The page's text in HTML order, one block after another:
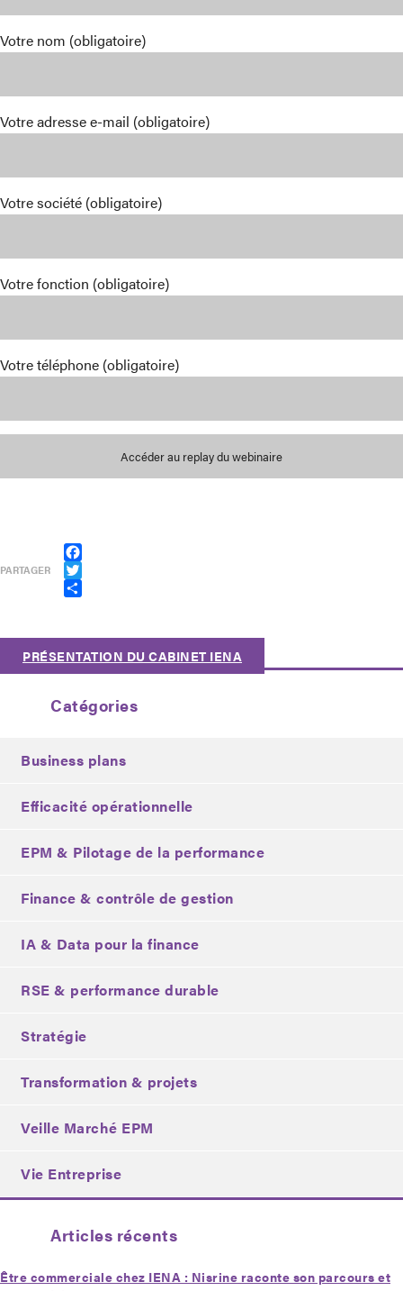
Votre nom (obligatoire)
Votre adresse e-mail (obligatoire)
Votre société (obligatoire)
Votre fonction (obligatoire)
Votre téléphone (obligatoire)
PARTAGER
Facebook
Twitter
Partager
PRÉSENTATION DU CABINET IENA
Catégories
Business plans
Efficacité opérationnelle
EPM & Pilotage de la performance
Finance & contrôle de gestion
IA & Data pour la finance
RSE & performance durable
Stratégie
Transformation & projets
Veille Marché EPM
Vie Entreprise
Articles récents
Être commerciale chez IENA : Nisrine raconte son parcours et